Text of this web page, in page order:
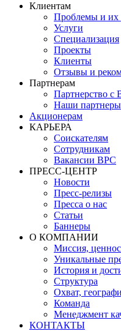
Клиентам
Проблемы и их
Услуги
Специализация
Проекты
Клиенты
Отзывы и
Партнерам
Партнерство с
Наши партнеры
Акционерам
КАРЬЕРА
Соискателям
Сотрудникам
Вакансии BPC
ПРЕСС-ЦЕНТР
Новости
Пресс-релизы
Пресса о нас
Статьи
Баннеры
О КОМПАНИИ
Миссия,
Уникальные
История и
Структура
Охват,
Команда
Менеджмент
КОНТАКТЫ